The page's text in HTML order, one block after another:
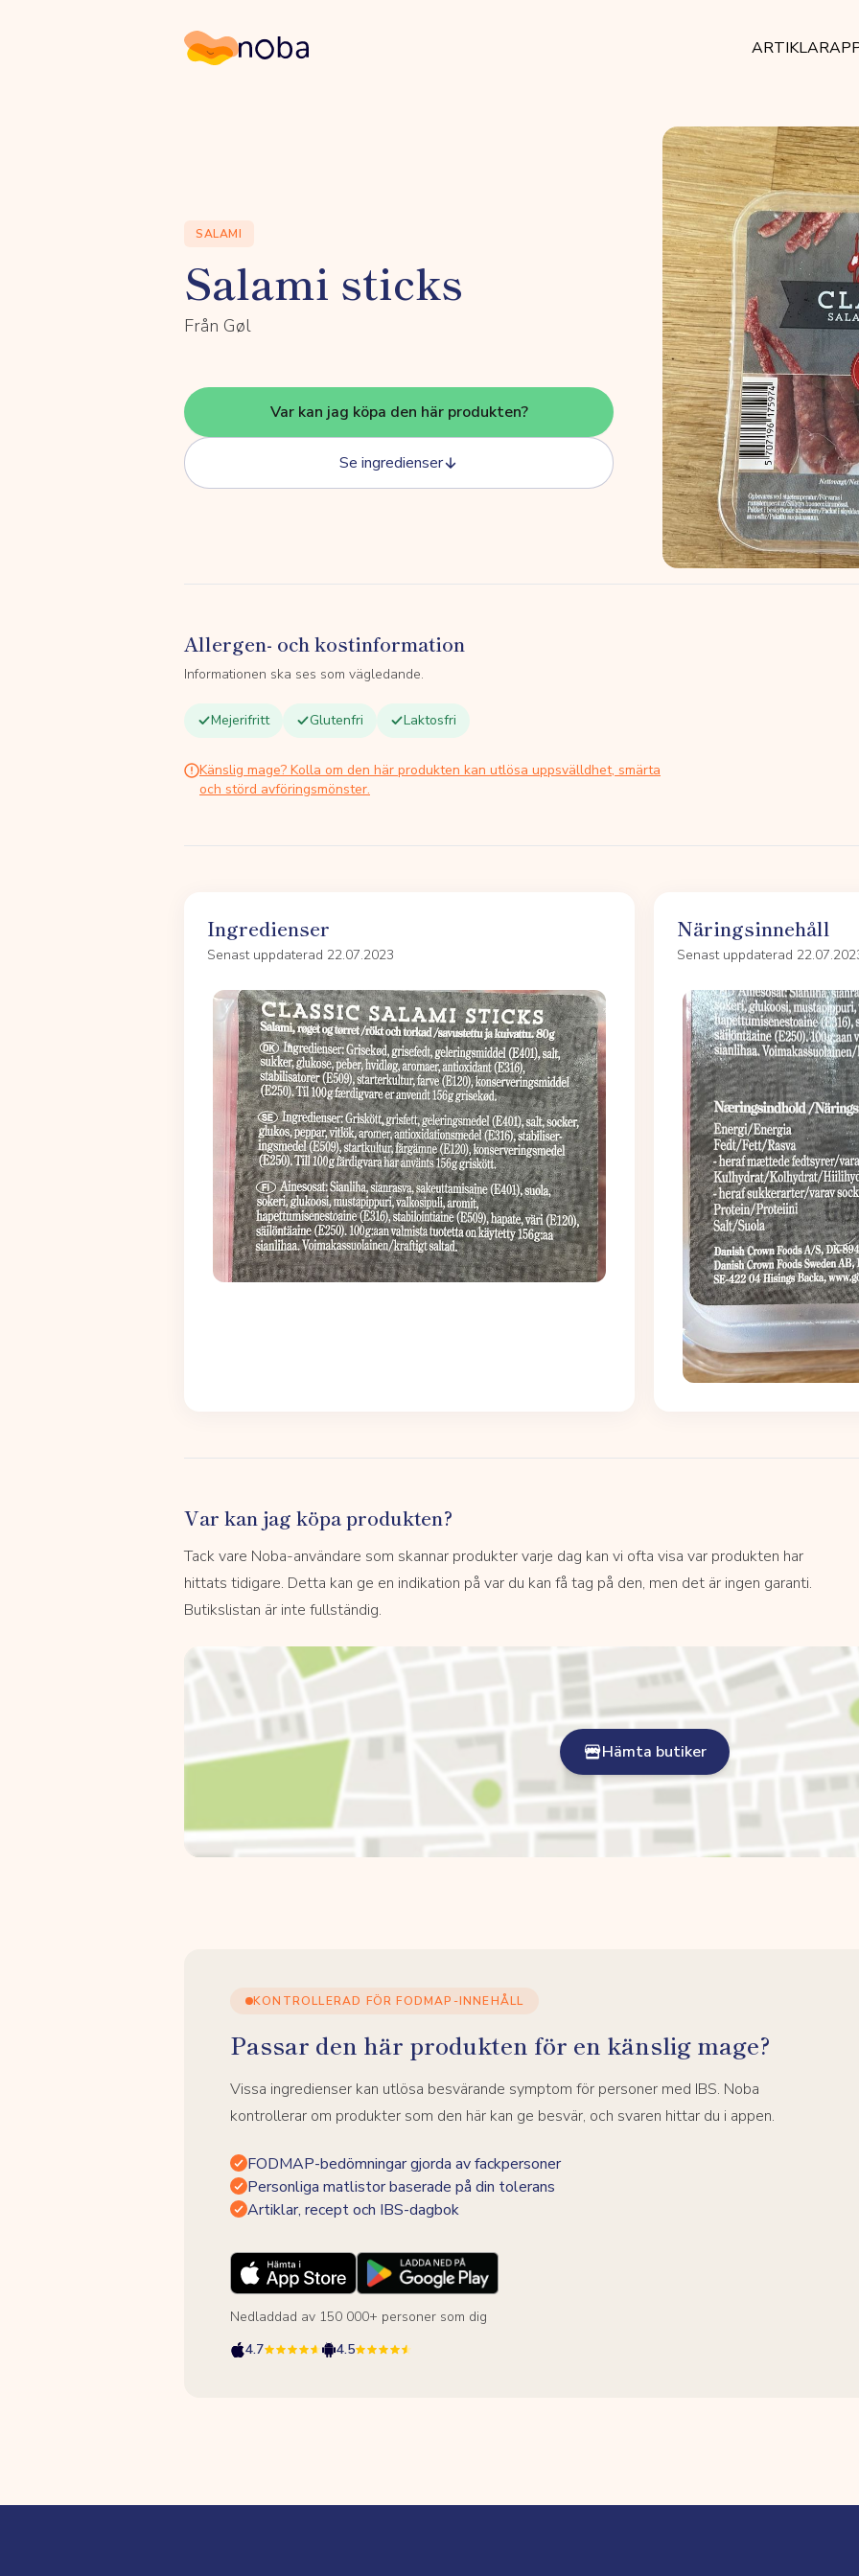
Noba ARTIKLAR
SALAMI
Salami sticks
Från Gøl
Var kan jag köpa den här produkten?
Se ingredienser
Allergen- och kostinformation
Informationen ska ses som vägledande.
Mejerifritt Glutenfri Laktosfri
Känslig mage? Kolla om den här produkten kan utlösa uppsvälldhet, smärta
och störd avföringsmönster.
Ingredienser
Senast uppdaterad 22.07.2023
Näringsinnehåll
Senast uppdaterad
Var kan jag köpa produkten?
Tack vare Noba-användare som skannar produkter varje dag kan vi ofta visa var produkten har
hittats tidigare. Detta kan ge en indikation på var du kan få tag på den, men det är ingen garanti.
Butikslistan är inte fullständig.
Hämta butiker
KONTROLLERAD FÖR FODMAP-INNEHÅLL
Passar den här produkten för en känslig mage?
Vissa ingredienser kan utlösa besvärande symptom för personer med IBS. Noba
kontrollerar om produkter som den här kan ge besvär, och svaren hittar du i appen.
FODMAP-bedömningar gjorda av fackpersoner
Personliga matlistor baserade på din tolerans
Artiklar, recept och IBS-dagbok
Nedladdad av 150 000+ personer som dig
4.7
4.5